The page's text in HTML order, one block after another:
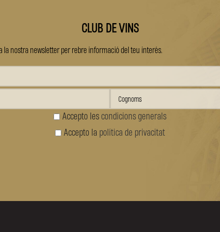
CLUB DE VINS
la nostra newsletter per rebre informació del teu interés.
Accepto lescondicions generals
Accepto la política de privacitat